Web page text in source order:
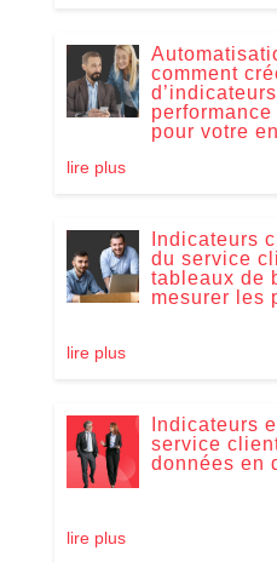
comment
pour votre
lire plus
Indicateurs
du service
tableaux de
mesurer les
lire plus
Indicateurs
service
données en
lire plus